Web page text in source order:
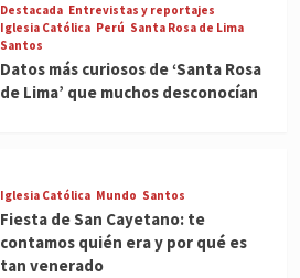
Destacada Entrevistas y reportajes
Iglesia Católica Perú Santa Rosa de Lima
Santos
Datos más curiosos de ‘Santa Rosa
de Lima’ que muchos desconocían
Iglesia Católica Mundo Santos
Fiesta de San Cayetano: te
contamos quién era y por qué es
tan venerado